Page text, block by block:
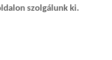
szolgálunk ki.